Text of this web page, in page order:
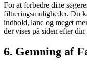
For at forbedre dine
filtreringsmuligheder. Du
indhold, land og meget
der vises på siden efter din
6. Gemning af